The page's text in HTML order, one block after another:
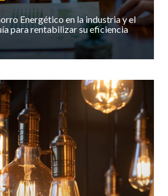
Energético en la industria y el
para rentabilizar su eficiencia